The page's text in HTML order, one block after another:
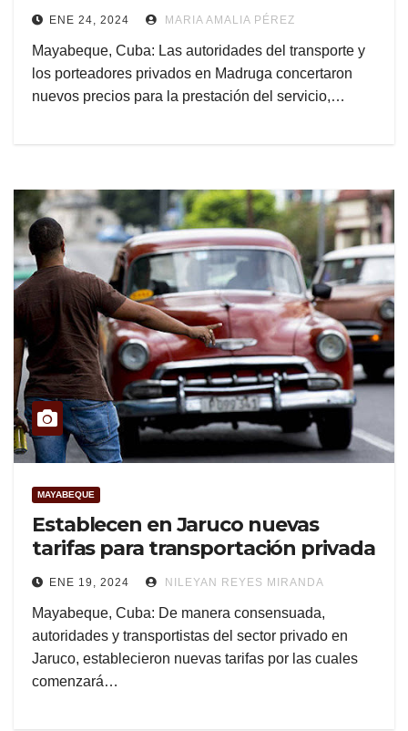
ENE 24, 2024 MARIA AMALIA PÉREZ
Mayabeque, Cuba: Las autoridades del transporte y
los porteadores privados en Madruga concertaron
nuevos precios para la prestación del servicio,…
MAYABEQUE
Establecen en Jaruco nuevas
tarifas para transportación privada
ENE 19, 2024 NILEYAN REYES MIRANDA
Mayabeque, Cuba: De manera consensuada,
autoridades y transportistas del sector privado en
Jaruco, establecieron nuevas tarifas por las cuales
comenzará…